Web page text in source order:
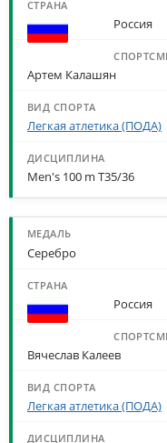
Россия
Артем Калашян
Легкая атлетика (ПОДА)
Men's 100 m T35/36
Серебро
Россия
Вячеслав Калеев
Легкая атлетика (ПОДА)